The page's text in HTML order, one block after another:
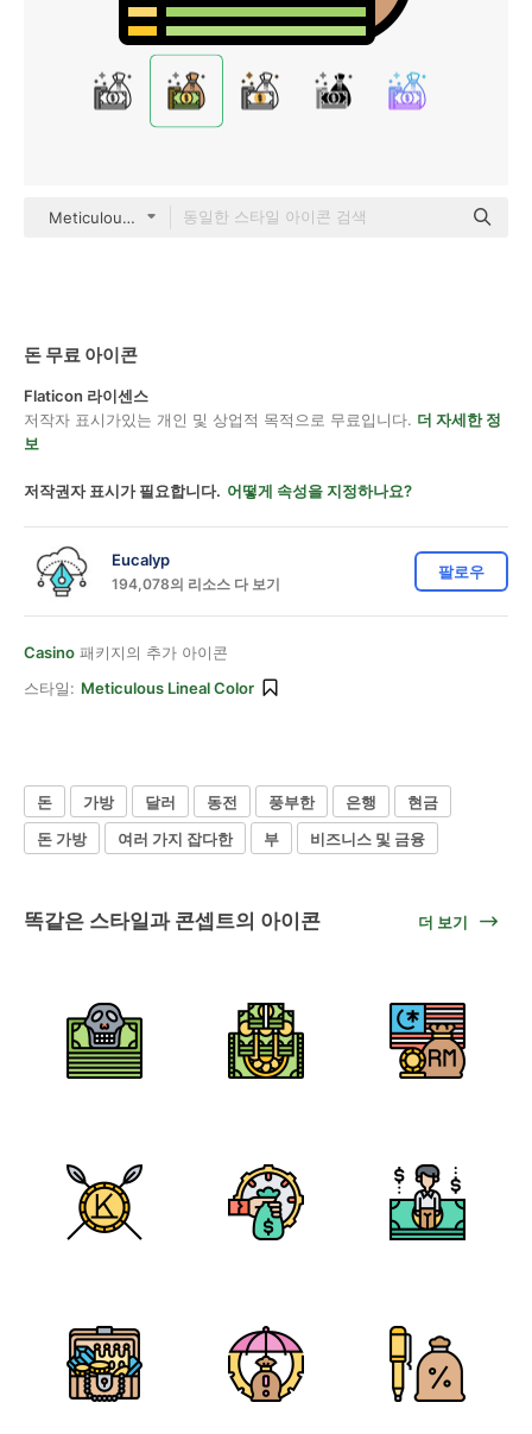
Meticulous Lineal Color
돈 무료 아이콘
Flaticon 라이센스
저작자 표시가있는 개인 및 상업적 목적으로 무료입니다. 더 자세한 정
보
저작권자 표시가 필요합니다. 어떻게 속성을 지정하나요?
Eucalyp
194,078의 리소스 다 보기
팔로우
Casino 패키지의 추가 아이콘
스타일: Meticulous Lineal Color
돈 가방 달러 동전 풍부한 은행
현금
돈 가방
여러 가지 잡다한 부 비즈니스 및 금융
똑같은 스타일과 콘셉트의 아이콘 더 보기